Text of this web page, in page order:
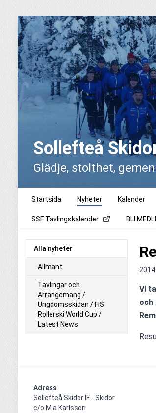
Sollefteå
Glädje, stolthet,
Startsida Nyheter Kalender
SSF Tävlingskalender BLI
Alla nyheter
Allmänt
Tävlingar och
Arrangemang /
Ungdomsskidan / FIS
Rollerski World Cup /
Latest News
Vi
och
Adress
Sollefteå Skidor IF - Skidor
c/o Mia Karlsson